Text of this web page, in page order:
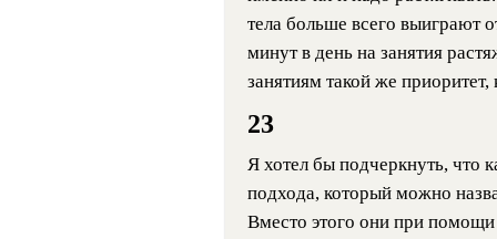
тела больше всего выиграют
минут в день на занятия
занятиям такой же приоритет,
23
Я хотел бы подчеркнуть, что
подхода, который можно
Вместо этого они при